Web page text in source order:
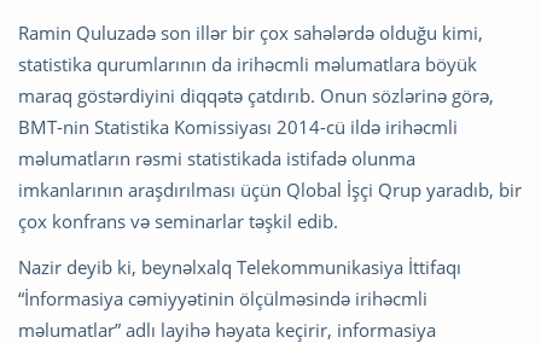
Ramin Quluzadə son illər bir çox sahələrdə olduğu kimi,
statistika qurumlarının da irihəcmli məlumatlara böyük
maraq göstərdiyini diqqətə çatdırıb. Onun sözlərinə görə,
BMT-nin Statistika Komissiyası 2014-cü ildə irihəcmli
məlumatların rəsmi statistikada istifadə olunma
imkanlarının araşdırılması üçün Qlobal İşçi Qrup yaradıb, bir
çox konfrans və seminarlar təşkil edib.
Nazir deyib ki, beynəlxalq Telekommunikasiya İttifaqı
“İnformasiya cəmiyyətinin ölçülməsində irihəcmli
məlumatlar” adlı layihə həyata keçirir, informasiya